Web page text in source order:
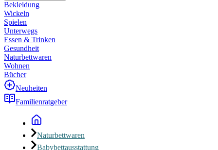
Bekleidung
Wickeln
Spielen
Unterwegs
Essen & Trinken
Gesundheit
Naturbettwaren
Wohnen
Bücher
Neuheiten
Familienratgeber
Naturbettwaren
Babybettausstattung